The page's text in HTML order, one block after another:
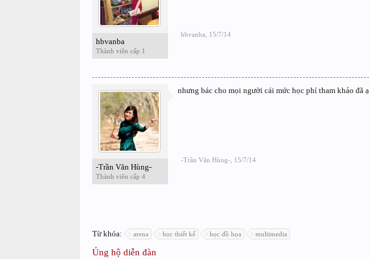
hbvanba
Thành viên cấp 1
hbvanba 15/7/14
-Trần Văn Hùng-
Thành viên cấp 4
nhưng bác cho mọi người cái mức học phí tham khảo đã ạ
-Trần Văn Hùng- 15/7/14
Từ khóa: arena học thiết kế học đồ họa multimedia
Ủng hộ diễn đàn